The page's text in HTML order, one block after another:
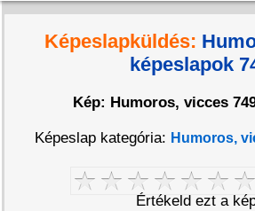
Képeslapküldés:
képeslapok
Kép: Humoros, vicces
Képeslap kategória: Humoros,
Értékeld ezt a